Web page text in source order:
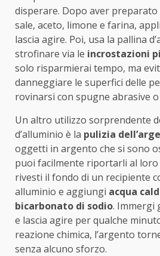
disperare. Dopo aver preparato
sale, aceto, limone e farina,
lascia agire. Poi, usa la pallina
strofinare via le incrostazioni
solo risparmierai tempo, ma
danneggiare le superfici delle
rovinarsi con spugne abrasive
Un altro utilizzo sorprendente
d’alluminio è la pulizia
oggetti in argento che si sono
puoi facilmente riportarli al
rivesti il fondo di un recipiente
alluminio e aggiungi acqua
bicarbonato di sodio. Immergi
e lascia agire per qualche
reazione chimica, l’argento
senza alcuno sforzo.